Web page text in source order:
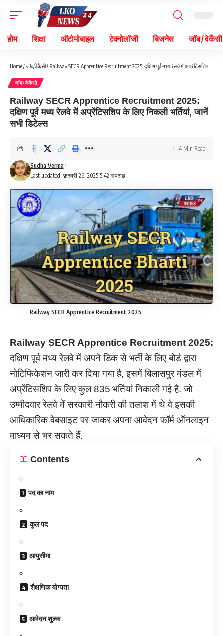
होम शिक्षा ऑटोमोबाइल टेक्नोलॉजी बिजनेस जॉब / वेकैंसी
Home/जॉब/वेकैंसी/ Railway SECR Apprentice Recruitment 2025: दक्षिण पूर्व मध्य रेलवे में अप्रेंटिसशिप के लिए निकली भर्तियां, जानें सभी डिटेल्स
जॉब/वेकैंसी
Railway SECR Apprentice Recruitment 2025:
दक्षिण पूर्व मध्य रेलवे में अप्रेंटिसशिप के लिए निकली भर्तियां, जानें
सभी डिटेल्स
Last updated: फ़रवरी 26, 2025 5:42 अपराह्न
Sudha Verma
4 Min Read
Railway SECR Apprentice Recruitment 2025
Railway SECR Apprentice Recruitment 2025:
दक्षिण पूर्व मध्य रेलवे में अपने डिक से भर्ती के लिए बोर्ड द्वारा
नोटिफिकेशन जारी कर दिया गया है, इसमें बिलासपुर मंडल में
अप्रेंटिसशिप के लिए कुल 835 भर्तियां निकाली गई है. जो
उम्मीदवार रेलवे में सरकारी नौकरी की तलाश में थे वे इसकी
आधिकारिक वेबसाइट पर जाकर अपना आवेदन फॉर्म ऑनलाइन
माध्यम से भर सकते हैं.
Contents
पद का नाम
कुल पद
आयुसीमा
शैक्षणिक योग्यता
आवेदन शुल्क